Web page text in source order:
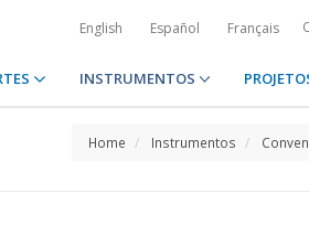
English Español Français
INSTRUMENTOS
Home Instrumentos